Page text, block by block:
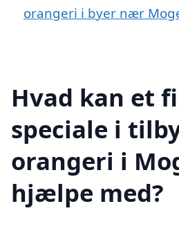
orangeri i byer nær
Hvad kan et
speciale i
orangeri i
hjælpe med?